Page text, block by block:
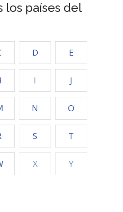
los países del
D E
I J
N O
S T
X Y